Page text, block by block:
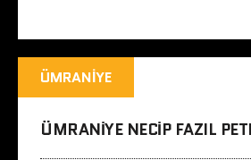
ÜMRANIYE
ÜMRANIYE NECIP FAZIL